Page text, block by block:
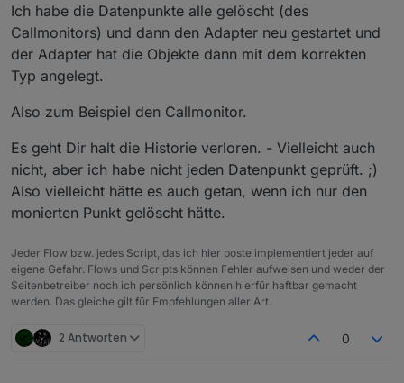
Ich habe die Datenpunkte alle gelöscht (des
Callmonitors) und dann den Adapter neu gestartet und
der Adapter hat die Objekte dann mit dem korrekten
Typ angelegt.
Also zum Beispiel den Callmonitor.
Es geht Dir halt die Historie verloren. - Vielleicht auch
nicht, aber ich habe nicht jeden Datenpunkt geprüft. ;)
Also vielleicht hätte es auch getan, wenn ich nur den
monierten Punkt gelöscht hätte.
Jeder Flow bzw. jedes Script, das ich hier poste implementiert jeder auf
eigene Gefahr. Flows und Scripts können Fehler aufweisen und weder der
Seitenbetreiber noch ich persönlich können hierfür haftbar gemacht
werden. Das gleiche gilt für Empfehlungen aller Art.
2 Antworten 0